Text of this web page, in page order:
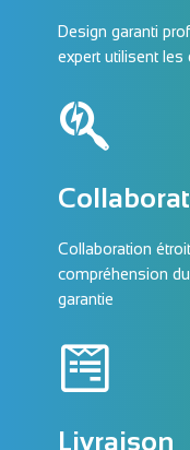
Design garanti
expert utilisent les
Collaboration
compréhension
garantie
Livraison